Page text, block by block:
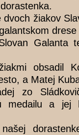
žiakov
Galanta
obsadil
a Matej
zo
medailu a